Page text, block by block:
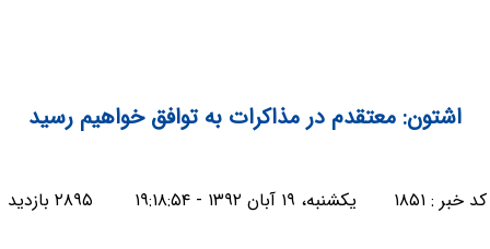
اشتون: معتقدم در مذاکرات به توافق خواهیم رسید
کد خبر :۱۸۵۱ یکشنبه، ۱۹ آبان ۱۳۹۲ - ۱۹:۱۸:۵۴ ۲۸۹۵ بازدید